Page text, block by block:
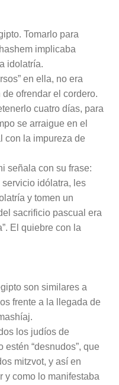
Tomarlo para
implicaba
idolatría.
en ella, no era
ofrendar el cordero.
cuatro días, para
se arraigue en el
con la impureza de
señala con su frase:
servicio idólatra, les
y tomen un
sacrificio pascual era
El quiebre con la
son similares a
frente a la llegada de
los judíos de
“desnudos”, que
mitzvot, y así en
y como lo manifestaba